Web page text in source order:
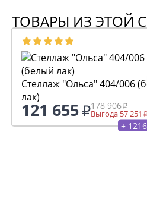
ТОВАРЫ ИЗ ЭТОЙ
Стеллаж "Ольса" 404/006
лак)
121 655 178 906
Выгода 57 251
+